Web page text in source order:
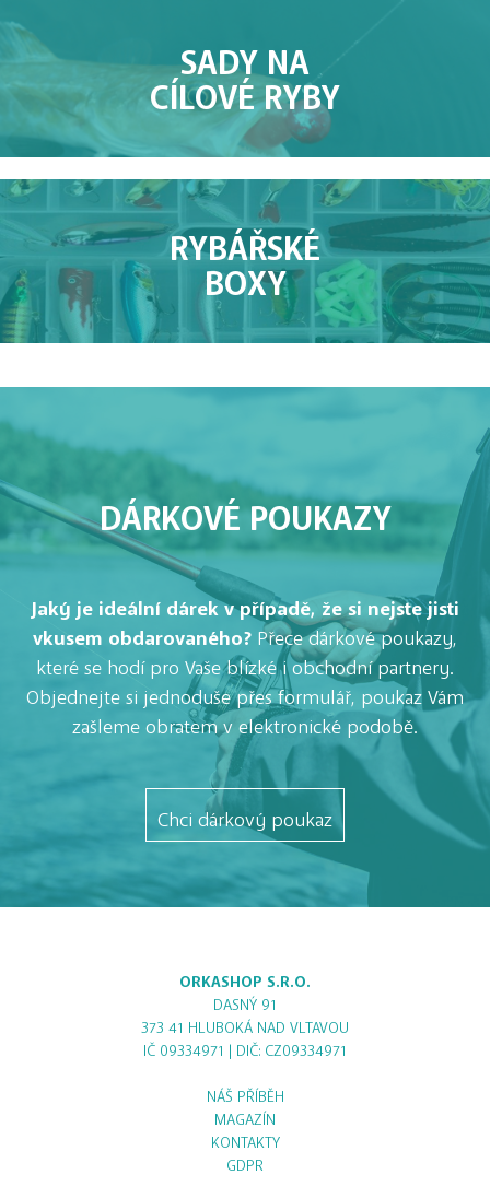
SADY NA
CÍLOVÉ RYBY
RYBÁŘSKÉ
BOXY
DÁRKOVÉ POUKAZY
Jaký je ideální dárek v případě, že si nejste jisti
vkusem obdarovaného? Přece dárkové poukazy,
které se hodí pro Vaše blízké i obchodní partnery.
Objednejte si jednoduše přes formulář, poukaz Vám
zašleme obratem v elektronické podobě.
Chci dárkový poukaz
ORKASHOP S.R.O.
DASNÝ 91
373 41 HLUBOKÁ NAD VLTAVOU
IČ 09334971 | DIČ: CZ09334971
NÁŠ PŘÍBĚH
MAGAZÍN
KONTAKTY
GDPR